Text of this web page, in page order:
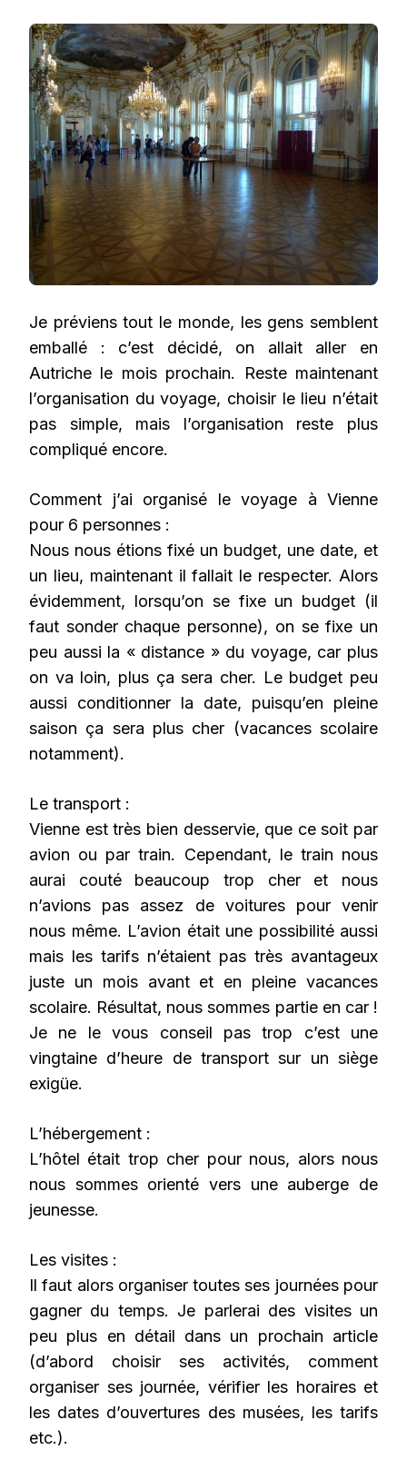
Je préviens tout le monde, les gens semblent
emballé : c’est décidé, on allait aller en
Autriche le mois prochain. Reste maintenant
l’organisation du voyage, choisir le lieu n’était
pas simple, mais l’organisation reste plus
compliqué encore.
Comment j’ai organisé le voyage à Vienne
pour 6 personnes :
Nous nous étions fixé un budget, une date, et
un lieu, maintenant il fallait le respecter. Alors
évidemment, lorsqu’on se fixe un budget (il
faut sonder chaque personne), on se fixe un
peu aussi la « distance » du voyage, car plus
on va loin, plus ça sera cher. Le budget peu
aussi conditionner la date, puisqu’en pleine
saison ça sera plus cher (vacances scolaire
notamment).
Le transport :
Vienne est très bien desservie, que ce soit par
avion ou par train. Cependant, le train nous
aurai couté beaucoup trop cher et nous
n’avions pas assez de voitures pour venir
nous même. L’avion était une possibilité aussi
mais les tarifs n’étaient pas très avantageux
juste un mois avant et en pleine vacances
scolaire. Résultat, nous sommes partie en car !
Je ne le vous conseil pas trop c’est une
vingtaine d’heure de transport sur un siège
exigüe.
L’hébergement :
L’hôtel était trop cher pour nous, alors nous
nous sommes orienté vers une auberge de
jeunesse.
Les visites :
Il faut alors organiser toutes ses journées pour
gagner du temps. Je parlerai des visites un
peu plus en détail dans un prochain article
(d’abord choisir ses activités, comment
organiser ses journée, vérifier les horaires et
les dates d’ouvertures des musées, les tarifs
etc.).